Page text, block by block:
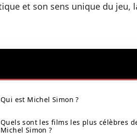
et son sens unique du jeu,
Qui est Michel Simon ?
Quels sont les films les plus célèbres
Michel Simon ?